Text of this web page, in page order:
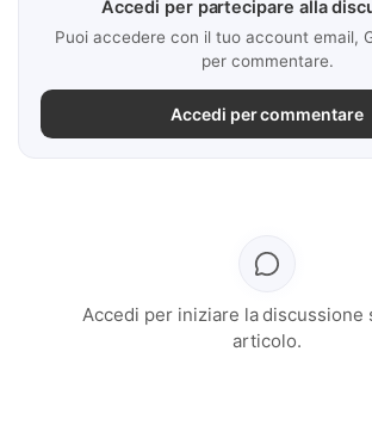
Accedi per partecipare alla
Puoi accedere con il tuo account email,
per commentare.
Accedi per commentare
Accedi per iniziare la discussione
articolo.